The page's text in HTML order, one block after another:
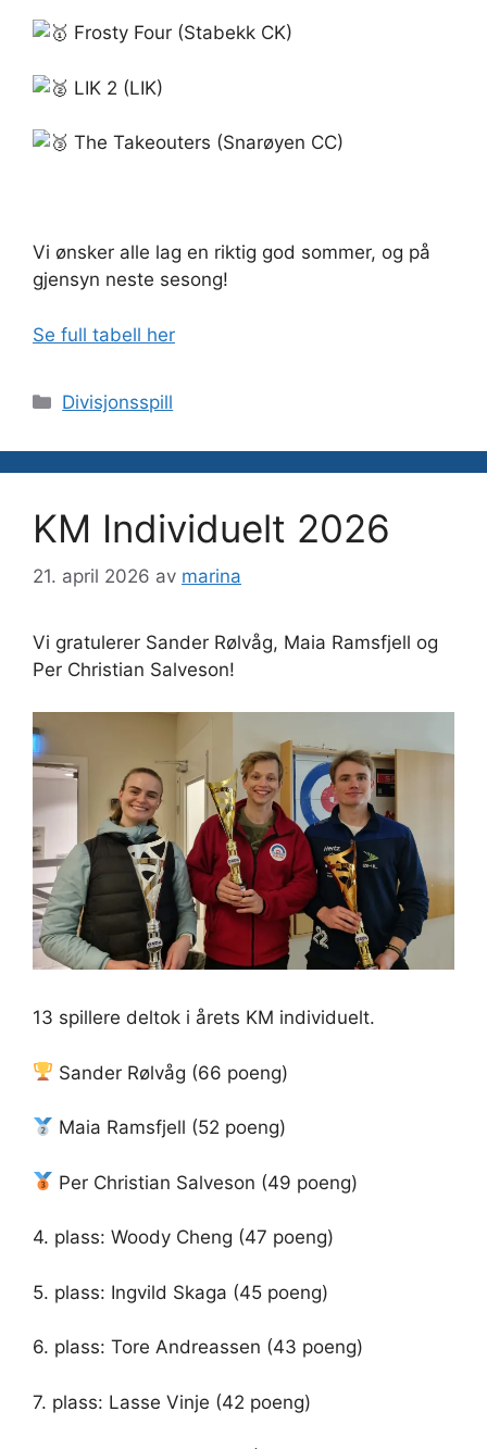
Frosty Four (Stabekk CK)
LIK 2 (LIK)
The Takeouters (Snarøyen CC)
Vi ønsker alle lag en riktig god sommer, og på
gjensyn neste sesong!
Se full tabell her
Kategorier
Divisjonsspill
KM Individuelt 2026
21. april 2026 av marina
Vi gratulerer Sander Rølvåg, Maia Ramsfjell og
Per Christian Salveson!
13 spillere deltok i årets KM individuelt.
Sander Rølvåg (66 poeng)
Maia Ramsfjell (52 poeng)
Per Christian Salveson (49 poeng)
4. plass: Woody Cheng (47 poeng)
5. plass: Ingvild Skaga (45 poeng)
6. plass: Tore Andreassen (43 poeng)
7. plass: Lasse Vinje (42 poeng)